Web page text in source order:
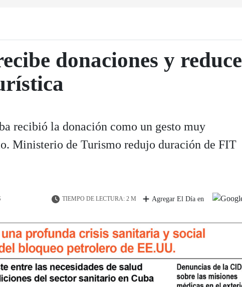
donaciones y reduce
recibió la donación como un gesto muy
Ministerio de Turismo redujo duración de FIT
TIEMPO DE LECTURA: 2 M Agregar El Día en